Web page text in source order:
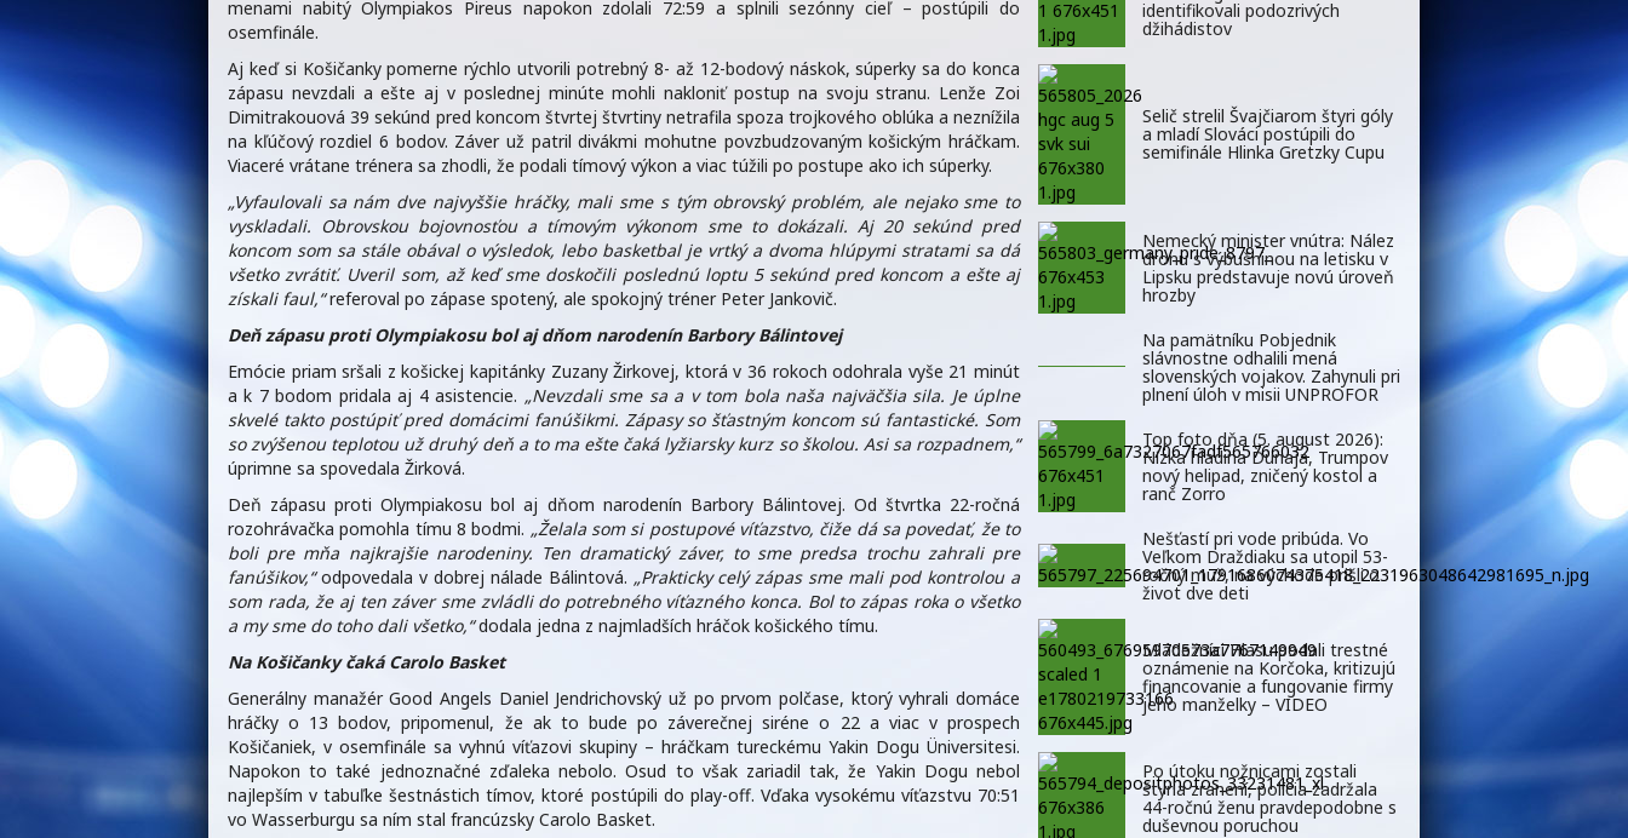
menami nabitý Olympiakos Pireus napokon zdolali 72:59 a splnili sezónny cieľ – postúpili do
osemfinále.
Aj keď si Košičanky pomerne rýchlo utvorili potrebný 8- až 12-bodový náskok, súperky sa do konca
zápasu nevzdali a ešte aj v poslednej minúte mohli nakloniť postup na svoju stranu. Lenže Zoi
Dimitrakouová 39 sekúnd pred koncom štvrtej štvrtiny netrafila spoza trojkového oblúka a neznížila
na kľúčový rozdiel 6 bodov. Záver už patril divákmi mohutne povzbudzovaným košickým hráčkam.
Viaceré vrátane trénera sa zhodli, že podali tímový výkon a viac túžili po postupe ako ich súperky.
„Vyfaulovali sa nám dve najvyššie hráčky, mali sme s tým obrovský problém, ale nejako sme to
vyskladali. Obrovskou bojovnosťou a tímovým výkonom sme to dokázali. Aj 20 sekúnd pred
koncom som sa stále obával o výsledok, lebo basketbal je vrtký a dvoma hlúpymi stratami sa dá
všetko zvrátiť. Uveril som, až keď sme doskočili poslednú loptu 5 sekúnd pred koncom a ešte aj
získali faul,“referoval po zápase spotený, ale spokojný tréner Peter Jankovič.
Deň zápasu proti Olympiakosu bol aj dňom narodenín Barbory Bálintovej
Emócie priam sršali z košickej kapitánky Zuzany Žirkovej, ktorá v 36 rokoch odohrala vyše 21 minút
a k 7 bodom pridala aj 4 asistencie. „Nevzdali sme sa a v tom bola naša najväčšia sila. Je úplne
skvelé takto postúpiť pred domácimi fanúšikmi. Zápasy so šťastným koncom sú fantastické. Som
so zvýšenou teplotou už druhý deň a to ma ešte čaká lyžiarsky kurz so školou. Asi sa rozpadnem,“
úprimne sa spovedala Žirková.
Deň zápasu proti Olympiakosu bol aj dňom narodenín Barbory Bálintovej. Od štvrtka 22-ročná
rozohrávačka pomohla tímu 8 bodmi. „Želala som si postupové víťazstvo, čiže dá sa povedať, že to
boli pre mňa najkrajšie narodeniny. Ten dramatický záver, to sme predsa trochu zahrali pre
fanúšikov,“odpovedala v dobrej nálade Bálintová. „Prakticky celý zápas sme mali pod kontrolou a
som rada, že aj ten záver sme zvládli do potrebného víťazného konca. Bol to zápas roka o všetko
a my sme do toho dali všetko,“dodala jedna z najmladších hráčok košického tímu.
Na Košičanky čaká Carolo Basket
Generálny manažér Good Angels Daniel Jendrichovský už po prvom polčase, ktorý vyhrali domáce
hráčky o 13 bodov, pripomenul, že ak to bude po záverečnej siréne o 22 a viac v prospech
Košičaniek, v osemfinále sa vyhnú víťazovi skupiny – hráčkam tureckému Yakin Dogu Üniversitesi.
Napokon to také jednoznačné zďaleka nebolo. Osud to však zariadil tak, že Yakin Dogu nebol
najlepším v tabuľke šestnástich tímov, ktoré postúpili do play-off. Vďaka vysokému víťazstvu 70:51
vo Wasserburgu sa ním stal francúzsky Carolo Basket.
identifikovali podozrivých
džihádistov
Selič strelil Švajčiarom štyri góly
a mladí Slováci postúpili do
semifinále Hlinka Gretzky Cupu
Nemecký minister vnútra: Nález
dronu s výbušninou na letisku v
Lipsku predstavuje novú úroveň
hrozby
Na pamätníku Pobjednik
slávnostne odhalili mená
slovenských vojakov. Zahynuli pri
plnení úloh v misii UNPROFOR
Top foto dňa (5. august 2026):
Nízka hladina Dunaja, Trumpov
nový helipad, zničený kostol a
ranč Zorro
Nešťastí pri vode pribúda. Vo
Veľkom Draždiaku sa utopil 53-
ročný muž, na východe prišli o
život dve deti
Mládežníci Hlasu podali trestné
oznámenie na Korčoka, kritizujú
financovanie a fungovanie firmy
jeho manželky – VIDEO
Po útoku nožnicami zostali
štyria zranení, polícia zadržala
44-ročnú ženu pravdepodobne s
duševnou poruchou